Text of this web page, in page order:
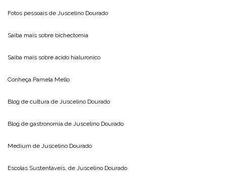
Fotos pessoais de Juscelino Dourado
Saiba mais sobre bichectomia
Saiba mais sobre acido hialuronico
Conheça Pamela Mello
Blog de cultura de Juscelino Dourado
Blog de gastronomia de Juscelino Dourado
Medium de Juscelino Dourado
Escolas Sustentáveis, de Juscelino Dourado